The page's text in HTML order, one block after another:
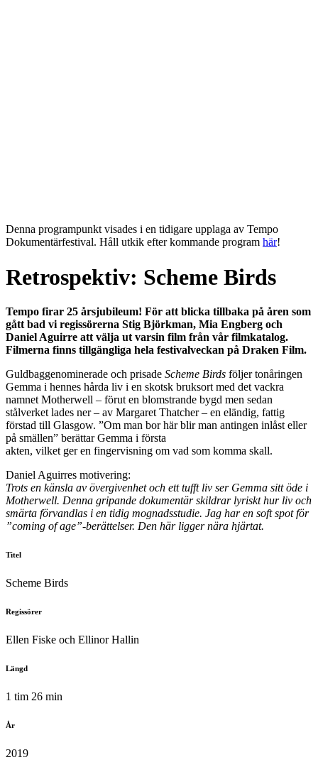
Denna programpunkt visades i en tidigare upplaga av Tempo
Dokumentärfestival. Håll utkik efter kommande program här!
Retrospektiv: Scheme Birds
Tempo firar 25 årsjubileum! För att blicka tillbaka på åren som
gått bad vi regissörerna Stig Björkman, Mia Engberg och
Daniel Aguirre att välja ut varsin film från vår filmkatalog.
Filmerna finns tillgängliga hela festivalveckan på Draken Film.
Guldbaggenominerade och prisade Scheme Birds följer tonåringen
Gemma i hennes hårda liv i en skotsk bruksort med det vackra
namnet Motherwell – förut en blomstrande bygd men sedan
stålverket lades ner – av Margaret Thatcher – en eländig, fattig
förstad till Glasgow. ”Om man bor här blir man antingen inlåst eller
på smällen” berättar Gemma i första
akten, vilket ger en fingervisning om vad som komma skall.
Daniel Aguirres motivering:
Trots en känsla av övergivenhet och ett tufft liv ser Gemma sitt öde i
Motherwell. Denna gripande dokumentär skildrar lyriskt hur liv och
smärta förvandlas i en tidig mognadsstudie. Jag har en soft spot för
”coming of age”-berättelser. Den här ligger nära hjärtat.
Titel
Scheme Birds
Regissörer
Ellen Fiske och Ellinor Hallin
Längd
1 tim 26 min
År
2019